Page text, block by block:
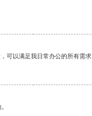
以满足我日常办公的所有需